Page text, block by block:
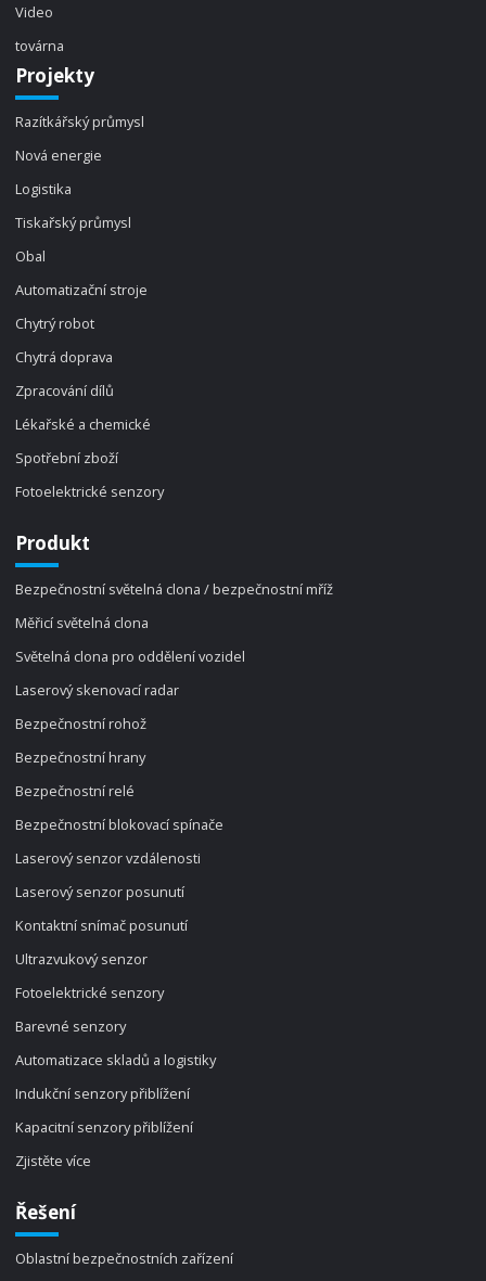
Video
továrna
Projekty
Razítkářský průmysl
Nová energie
Logistika
Tiskařský průmysl
Obal
Automatizační stroje
Chytrý robot
Chytrá doprava
Zpracování dílů
Lékařské a chemické
Spotřební zboží
Fotoelektrické senzory
Produkt
Bezpečnostní světelná clona / bezpečnostní mříž
Měřicí světelná clona
Světelná clona pro oddělení vozidel
Laserový skenovací radar
Bezpečnostní rohož
Bezpečnostní hrany
Bezpečnostní relé
Bezpečnostní blokovací spínače
Laserový senzor vzdálenosti
Laserový senzor posunutí
Kontaktní snímač posunutí
Ultrazvukový senzor
Fotoelektrické senzory
Barevné senzory
Automatizace skladů a logistiky
Indukční senzory přiblížení
Kapacitní senzory přiblížení
Zjistěte více
Řešení
Oblastní bezpečnostních zařízení